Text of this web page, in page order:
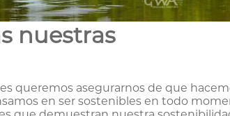
nuestras
queremos asegurarnos de que
en ser sostenibles en todo